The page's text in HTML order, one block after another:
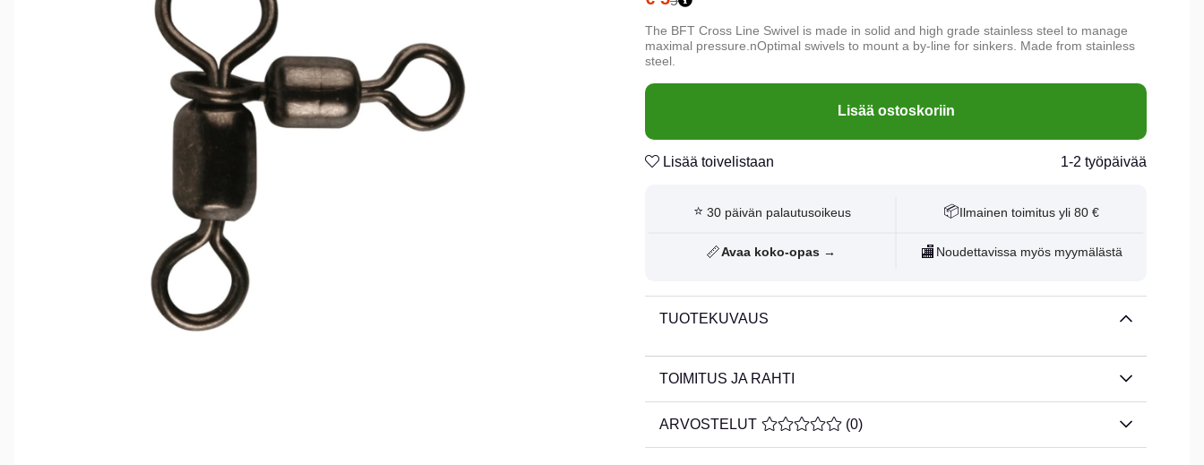
The BFT Cross Line Swivel is made in solid and high grade stainless steel to manage
maximal pressure.nOptimal swivels to mount a by-line for sinkers. Made from stainless
steel.
Lisää ostoskoriin
Lisää toivelistaan 1-2 työpäivää
⭐ 30 päivän palautusoikeus 📦 Ilmainen toimitus yli 80 €
📏Avaa koko-opas → 🏬 Noudettavissa myös myymälästä
TUOTEKUVAUS
TOIMITUS JA RAHTI
ARVOSTELUT KESKIARVOLUOKITUS 0 / 5 ARVIOIDEN MÄÄRÄ 0
(0)